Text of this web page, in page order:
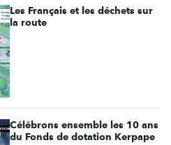
Les Français et les déchets sur
la route
Célébrons ensemble les 10 ans
du Fonds de dotation Kerpape